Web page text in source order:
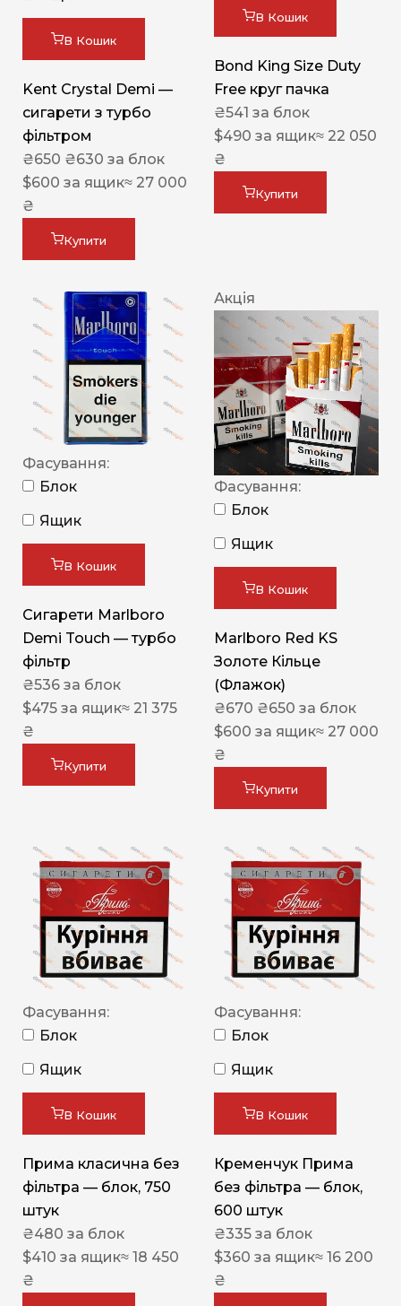
В Кошик
Kent Crystal Demi —
сигарети з турбо
фільтром
₴650 ₴630 за блок
$600 за ящик≈ 27 000
₴
Купити
В Кошик
Bond King Size Duty
Free круг пачка
₴541 за блок
$490 за ящик≈ 22 050
₴
Купити
Фасування:
Блок
Ящик
В Кошик
Сигарети Marlboro
Demi Touch — турбо
фільтр
₴536 за блок
$475 за ящик≈ 21 375
₴
Купити
Акція
Фасування:
Блок
Ящик
В Кошик
Marlboro Red KS
Золоте Кільце
(Флажок)
₴670 ₴650 за блок
$600 за ящик≈ 27 000
₴
Купити
Фасування:
Блок
Ящик
В Кошик
Прима класична без
фільтра — блок, 750
штук
₴480 за блок
$410 за ящик≈ 18 450
₴
Фасування:
Блок
Ящик
В Кошик
Кременчук Прима
без фільтра — блок,
600 штук
₴335 за блок
$360 за ящик≈ 16 200
₴